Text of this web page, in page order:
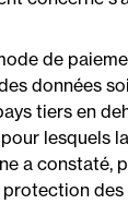
de
données
tiers en
lesquels
a constaté,
protection des